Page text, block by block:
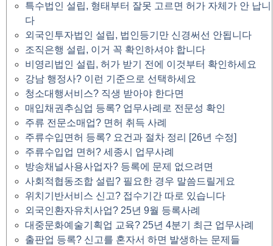
특수법인 설립, 형태부터 잘못 고르면 허가 자체가 안 납니
다
외국인투자법인 설립, 법인등기만 신경써선 안됩니다
조직은행 설립, 이거 꼭 확인하셔야 합니다
비영리법인 설립, 허가 받기 전에 이것부터 확인하세요
강남 행정사? 이런 기준으로 선택하세요
청소대행서비스? 직생 받아야 한다면
매입채권추심업 등록? 업무사례로 전문성 확인
주류 전문소매업? 면허 취득 사례
주류수입면허 등록? 요건과 절차 정리 [26년 수정]
주류수입업 면허? 세종시 업무사례
방송채널사용사업자? 등록에 문제 없으려면
사회적협동조합 설립? 필요한 경우 말씀드릴게요
위치기반서비스 신고? 접수기간 따로 있습니다
외국인환자유치사업? 25년 9월 등록사례
대중문화예술기획업 교육? 25년 4분기 최근 업무사례
출판업 등록? 신고를 혼자서 하면 발생하는 문제들